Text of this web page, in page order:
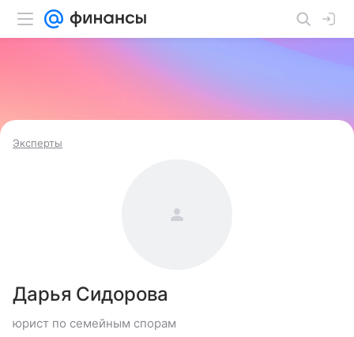
Эксперты
Дарья Сидорова
юрист по семейным спорам